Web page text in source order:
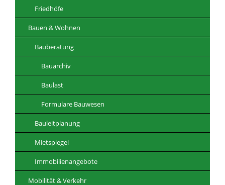
Friedhöfe
Bauen & Wohnen
Bauberatung
Bauarchiv
Baulast
Formulare Bauwesen
Bauleitplanung
Mietspiegel
Immobilienangebote
Mobilität & Verkehr